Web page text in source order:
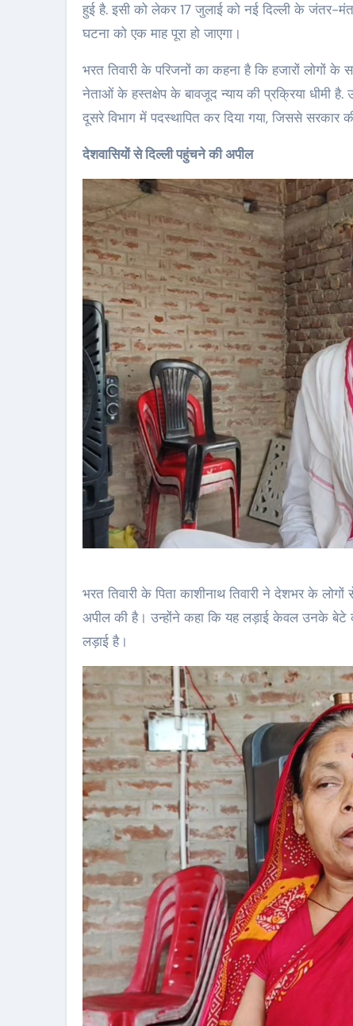
हुई है. इसी को लेकर 17 जुलाई को नई दिल्ली के जंतर-
घटना को एक माह पूरा हो जाएगा।
भरत तिवारी के परिजनों का कहना है कि हजारों लोगों
नेताओं के हस्तक्षेप के बावजूद न्याय की प्रक्रिया धीमी
दूसरे विभाग में पदस्थापित कर दिया गया, जिससे सरकार
देशवासियों से दिल्ली पहुंचने की अपील
भरत तिवारी के पिता काशीनाथ तिवारी ने देशभर के
अपील की है। उन्होंने कहा कि यह लड़ाई केवल उनके
लड़ाई है।